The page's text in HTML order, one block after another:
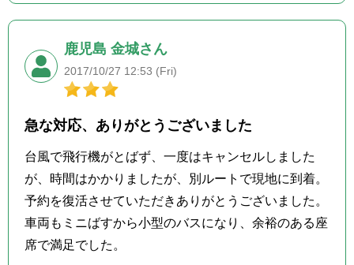
鹿児島 金城さん
2017/10/27 12:53 (Fri)
急な対応、ありがとうございました
台風で飛行機がとばず、一度はキャンセルしました
が、時間はかかりましたが、別ルートで現地に到着。
予約を復活させていただきありがとうございました。
車両もミニばすから小型のバスになり、余裕のある座
席で満足でした。